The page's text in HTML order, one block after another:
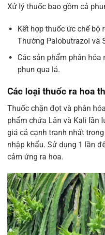
Xử lý thuốc bao gồm cả
Kết hợp thuốc ức chế bộ
Thường Palobutrazol và
Các sản phẩm phân
phun qua lá.
Các loại thuốc ra hoa
Thuốc chặn đọt và phân
phẩm chứa Lân và Kali lần
giá cả cạnh tranh nhất
nhập khẩu. Sử dụng 1 lần
cảm ứng ra hoa.